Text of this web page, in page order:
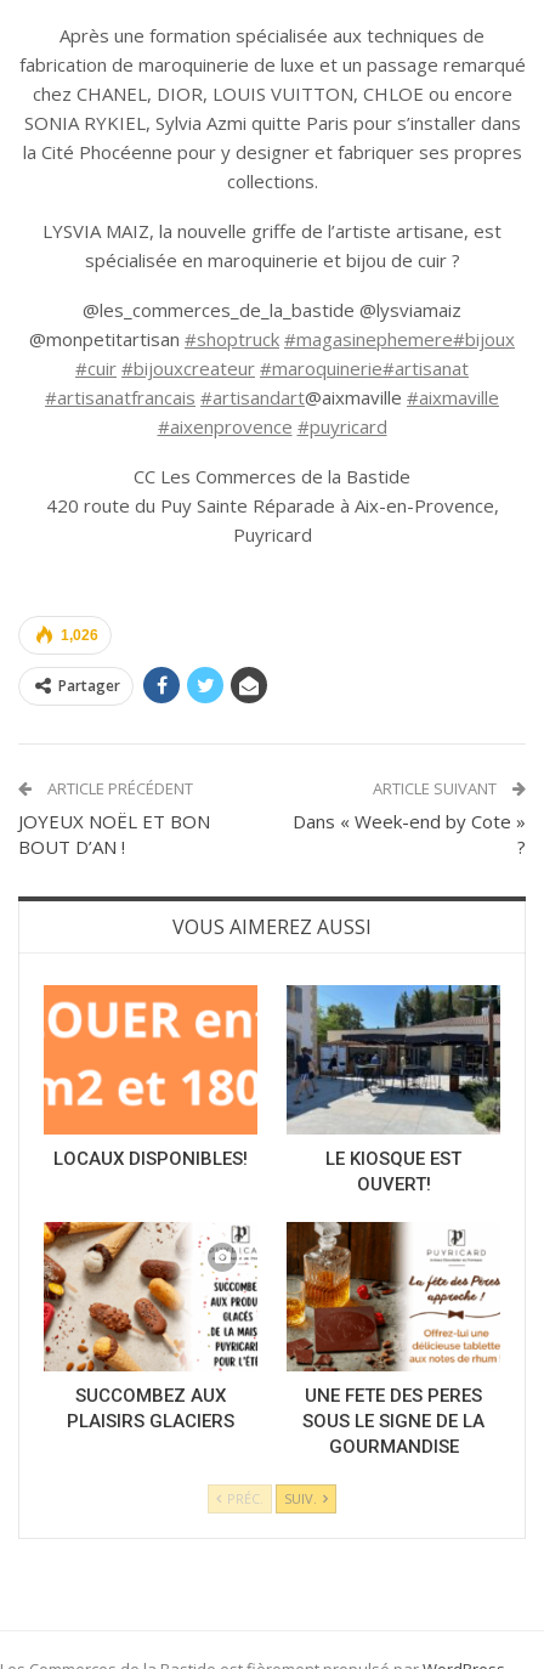
Après une formation spécialisée aux techniques de
fabrication de maroquinerie de luxe et un passage remarqué
chez CHANEL, DIOR, LOUIS VUITTON, CHLOE ou encore
SONIA RYKIEL, Sylvia Azmi quitte Paris pour s’installer dans
la Cité Phocéenne pour y designer et fabriquer ses propres
collections.
LYSVIA MAIZ, la nouvelle griffe de l’artiste artisane, est
spécialisée en maroquinerie et bijou de cuir ?
@les_commerces_de_la_bastide @lysviamaiz
@monpetitartisan #shoptruck #magasinephemere#bijoux
#cuir #bijouxcreateur #maroquinerie#artisanat
#artisanatfrancais #artisandart@aixmaville #aixmaville
#aixenprovence #puyricard
CC Les Commerces de la Bastide
420 route du Puy Sainte Réparade à Aix-en-Provence,
Puyricard
1,026
Partager
ARTICLE PRÉCÉDENT
JOYEUX NOËL ET BON
BOUT D’AN !
ARTICLE SUIVANT
Dans « Week-end by Cote »
?
VOUS AIMEREZ AUSSI
LOCAUX DISPONIBLES!
LE KIOSQUE EST
OUVERT!
SUCCOMBEZ AUX
PLAISIRS GLACIERS
UNE FETE DES PERES
SOUS LE SIGNE DE LA
GOURMANDISE
PRÉC. SUIV.